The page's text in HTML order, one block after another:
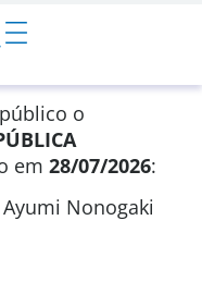
o
em 28/07/2026:
Nonogaki